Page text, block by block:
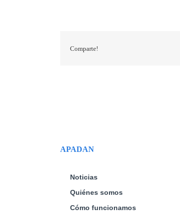
Comparte!
APADAN
Noticias
Quiénes somos
Cómo funcionamos